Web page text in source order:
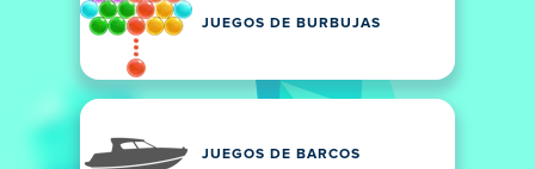
JUEGOS DE BURBUJAS
JUEGOS DE BARCOS